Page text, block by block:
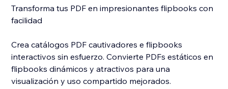
Transforma tus PDF en impresionantes flipbooks con
facilidad
Crea catálogos PDF cautivadores e flipbooks
interactivos sin esfuerzo. Convierte PDFs estáticos en
flipbooks dinámicos y atractivos para una
visualización y uso compartido mejorados.